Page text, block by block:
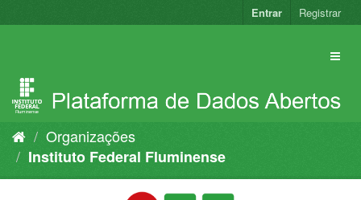
para
Entrar Registrar
Organizações
Instituto Federal Fluminense